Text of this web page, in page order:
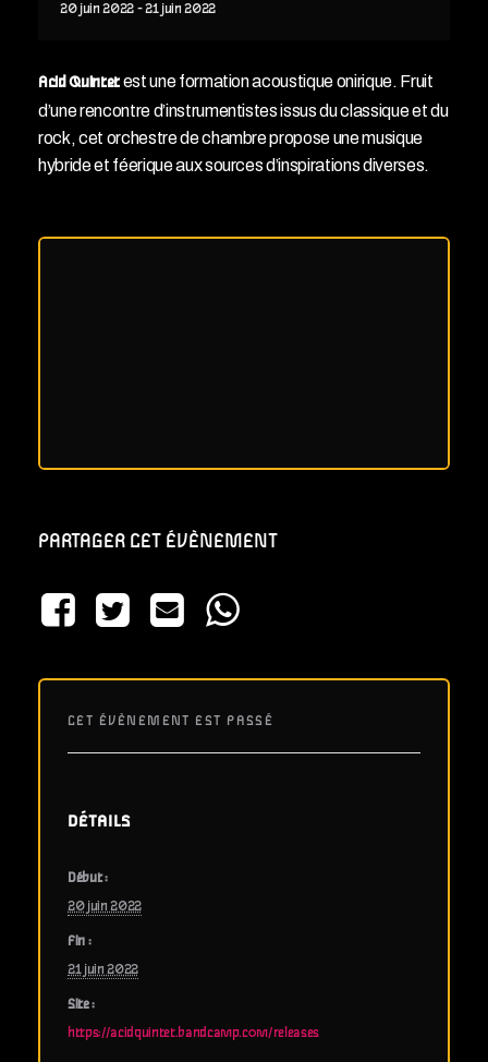
20 juin 2022 -21 juin 2022
Acid Quintetest une formation acoustique onirique. Fruit
d’une rencontre d’instrumentistes issus du classique et du
rock, cet orchestre de chambre propose une musique
hybride et féerique aux sources d’inspirations diverses.
PARTAGER CET ÉVÈNEMENT
CET ÉVÈNEMENT EST PASSÉ
DÉTAILS
Début :
20 juin 2022
Fin :
21 juin 2022
Site :
https://acidquintet.bandcamp.com/releases